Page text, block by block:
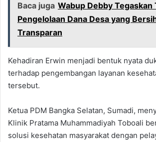
Baca juga Wabup Debby Tegaskan
Pengelolaan Dana Desa yang
Transparan
Kehadiran Erwin menjadi bentuk nyata
terhadap pengembangan layanan
tersebut.
Ketua PDM Bangka Selatan, Sumadi,
Klinik Pratama Muhammadiyah Toboali
solusi kesehatan masyarakat dengan